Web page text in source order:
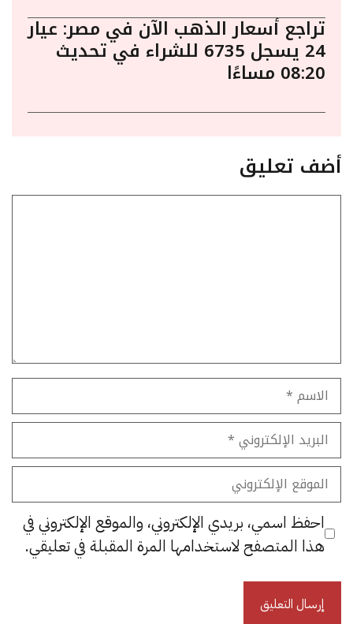
تراجع أسعار الذهب الآن في مصر: عيار
24 يسجل 6735 للشراء في تحديث
08:20 مساءًا
أضف تعليق
الاسم
البريد
الإلكتروني
الموقع
الإلكتروني
احفظ اسمي، بريدي الإلكتروني، والموقع الإلكتروني في
هذا المتصفح لاستخدامها المرة المقبلة في تعليقي.